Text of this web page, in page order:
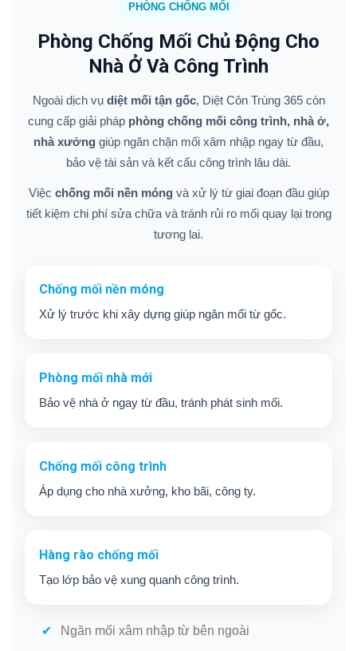
PHÒNG CHỐNG MỐI
Phòng Chống Mối Chủ Động Cho
Nhà Ở Và Công Trình
Ngoài dịch vụ diệt mối tận gốc, Diệt Côn Trùng 365 còn
cung cấp giải pháp phòng chống mối công trình, nhà ở,
nhà xưởng giúp ngăn chặn mối xâm nhập ngay từ đầu,
bảo vệ tài sản và kết cấu công trình lâu dài.
Việc chống mối nền móngvà xử lý từ giai đoạn đầu giúp
tiết kiệm chi phí sửa chữa và tránh rủi ro mối quay lại trong
tương lai.
Chống mối nền móng
Xử lý trước khi xây dựng giúp ngăn mối từ gốc.
Phòng mối nhà mới
Bảo vệ nhà ở ngay từ đầu, tránh phát sinh mối.
Chống mối công trình
Áp dụng cho nhà xưởng, kho bãi, công ty.
Hàng rào chống mối
Tạo lớp bảo vệ xung quanh công trình.
Ngăn mối xâm nhập từ bên ngoài